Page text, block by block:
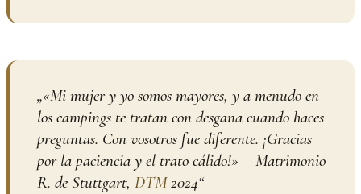
„«Mi mujer y yo somos mayores, y a menudo en
los campings te tratan con desgana cuando haces
preguntas. Con vosotros fue diferente. ¡Gracias
por la paciencia y el trato cálido!» – Matrimonio
R. de Stuttgart, DTM2024“